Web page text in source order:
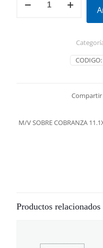
SOBRE
CODIGO:
Compartir
M/V SOBRE COBRANZA
Productos relacionados